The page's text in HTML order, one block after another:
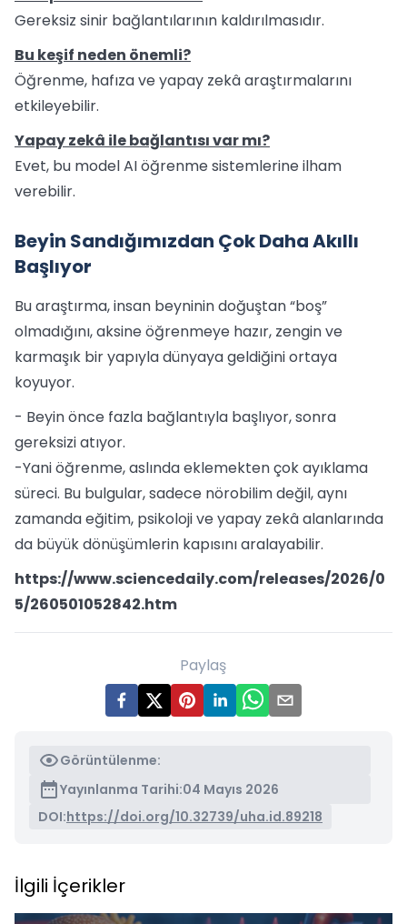
Gereksiz sinir bağlantılarının kaldırılmasıdır.
Bu keşif neden önemli?
Öğrenme, hafıza ve yapay zekâ araştırmalarını
etkileyebilir.
Yapay zekâ ile bağlantısı var mı?
Evet, bu model AI öğrenme sistemlerine ilham
verebilir.
Beyin Sandığımızdan Çok Daha Akıllı
Başlıyor
Bu araştırma, insan beyninin doğuştan “boş”
olmadığını, aksine öğrenmeye hazır, zengin ve
karmaşık bir yapıyla dünyaya geldiğini ortaya
koyuyor.
- Beyin önce fazla bağlantıyla başlıyor, sonra
gereksizi atıyor.
-Yani öğrenme, aslında eklemekten çok ayıklama
süreci. Bu bulgular, sadece nörobilim değil, aynı
zamanda eğitim, psikoloji ve yapay zekâ alanlarında
da büyük dönüşümlerin kapısını aralayabilir.
https://www.sciencedaily.com/releases/2026/0
5/260501052842.htm
Paylaş
Görüntülenme:
Yayınlanma Tarihi:04 Mayıs 2026
DOI:https://doi.org/10.32739/uha.id.89218
İlgili İçerikler